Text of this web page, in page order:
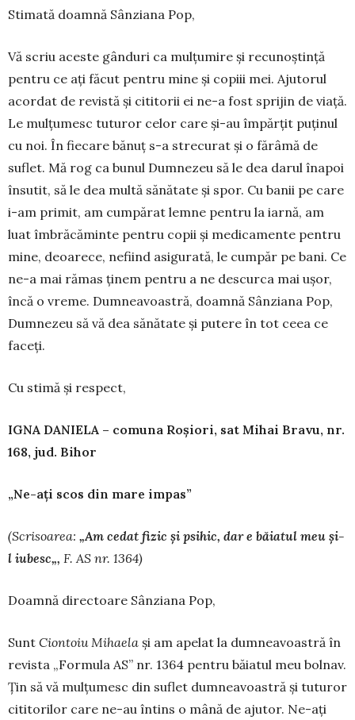
Stimată doamnă Sânziana Pop,
Vă scriu aceste gânduri ca mulțumire și re­cu­noș­tință
pentru ce ați făcut pentru mine și copiii mei. Ajutorul
acordat de revistă și cititorii ei ne-a fost sprijin de viață.
Le mulțumesc tuturor celor care și-au împărțit puținul
cu noi. În fiecare bănuț s-a strecurat și o fărâmă de
suflet. Mă rog ca bunul Dumnezeu să le dea darul înapoi
însutit, să le dea multă sănătate și spor. Cu banii pe care
i-am primit, am cumpărat lemne pentru la iarnă, am
luat îm­bră­că­minte pentru copii și medicamente pentru
mine, deoarece, nefiind asigurată, le cumpăr pe bani. Ce
ne-a mai rămas ținem pentru a ne descurca mai ușor,
încă o vreme. Dumneavoastră, doamnă Sân­ziana Pop,
Dumnezeu să vă dea sănătate și putere în tot ceea ce
faceți.
Cu stimă și respect,
IGNA DANIELA – comuna Roșiori, sat Mihai Bravu, nr.
168, jud. Bihor
„Ne-ați scos din mare impas”
(Scrisoarea: „Am cedat fizic și psihic, dar e băiatul meu și-
l iubesc„, F. AS nr. 1364)
Doamnă directoare Sânziana Pop,
Sunt Ciontoiu Mihaela și am apelat la dum­nea­voastră în
revista „Formula AS” nr. 1364 pentru băiatul meu bolnav.
Țin să vă mulțumesc din suflet dumneavoastră și tuturor
cititorilor care ne-au întins o mână de ajutor. Ne-ați